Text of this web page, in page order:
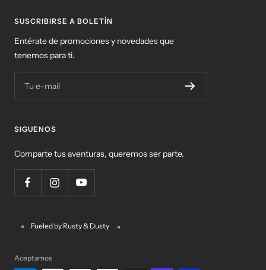
SUSCRIBIRSE A BOLETÍN
Entérate de promociones y novedades que
tenemos para ti.
Tu e-mail
SIGUENOS
Comparte tus aventuras, queremos ser parte.
Fueled by Rusty & Dusty
Aceptamos